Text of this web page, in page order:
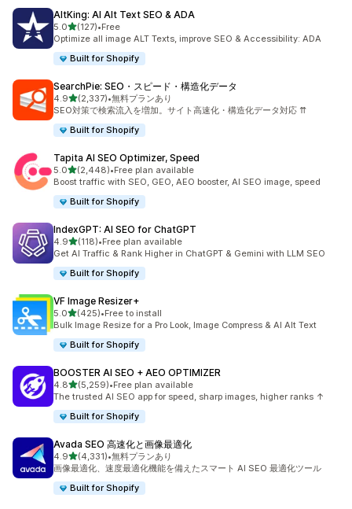
AltKing: AI Alt Text SEO & ADA
5.05つ星中
(127)
合計レビュー数：127件
•Free
Optimize all image ALT Texts, improve SEO & Accessibility: ADA
Built for Shopify
SearchPie: SEO・スピード・構造化データ
4.95つ星中
(2,337)
合計レビュー数：2337件
•無料プランあり
SEO対策で検索流入を増加。サイト高速化・構造化データ対応 ⇈
Built for Shopify
Tapita AI SEO Optimizer, Speed
5.05つ星中
(2,448)
合計レビュー数：2448件
•Free plan available
Boost traffic with SEO, GEO, AEO booster, AI SEO image, speed
Built for Shopify
IndexGPT: AI SEO for ChatGPT
4.95つ星中
(118)
合計レビュー数：118件
•Free plan available
Get AI Traffic & Rank Higher in ChatGPT & Gemini with LLM SEO
Built for Shopify
VF Image Resizer+
5.05つ星中
(425)
合計レビュー数：425件
•Free to install
Bulk Image Resize for a Pro Look, Image Compress & AI Alt Text
Built for Shopify
BOOSTER AI SEO + AEO OPTIMIZER
4.85つ星中
(5,259)
合計レビュー数：5259件
•Free plan available
The trusted AI SEO app for speed, sharp images, higher ranks ↑
Built for Shopify
Avada SEO 高速化と画像最適化
4.95つ星中
(4,331)
合計レビュー数：4331件
•無料プランあり
画像最適化、速度最適化機能を備えたスマート AI SEO 最適化ツール
Built for Shopify